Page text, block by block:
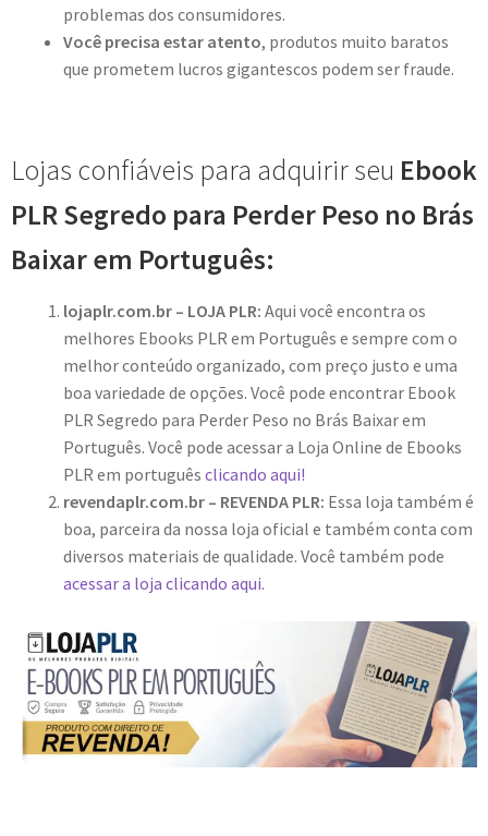
problemas dos consumidores.
Você precisa estar atento, produtos muito baratos
que prometem lucros gigantescos podem ser fraude.
Lojas confiáveis para adquirir seu Ebook
PLR Segredo para Perder Peso no Brás
Baixar em Português:
lojaplr.com.br – LOJA PLR: Aqui você encontra os
melhores Ebooks PLR em Português e sempre com o
melhor conteúdo organizado, com preço justo e uma
boa variedade de opções. Você pode encontrar Ebook
PLR Segredo para Perder Peso no Brás Baixar em
Português. Você pode acessar a Loja Online de Ebooks
PLR em português clicando aqui!
revendaplr.com.br – REVENDA PLR: Essa loja também é
boa, parceira da nossa loja oficial e também conta com
diversos materiais de qualidade. Você também pode
acessar a loja clicando aqui.